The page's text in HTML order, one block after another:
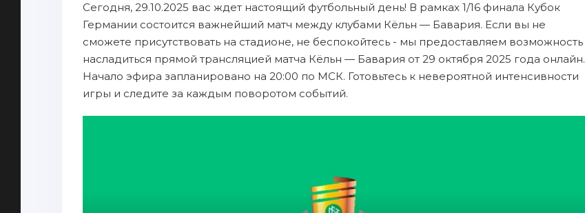
Сегодня, 29.10.2025 вас ждет настоящий футбольный день! В рамках 1/16 финала Кубок
Германии состоится важнейший матч между клубами Кёльн — Бавария. Если вы не
сможете присутствовать на стадионе, не беспокойтесь - мы предоставляем возможность
насладиться прямой трансляцией матча Кёльн — Бавария от 29 октября 2025 года онлайн.
Начало эфира запланировано на 20:00 по МСК. Готовьтесь к невероятной интенсивности
игры и следите за каждым поворотом событий.